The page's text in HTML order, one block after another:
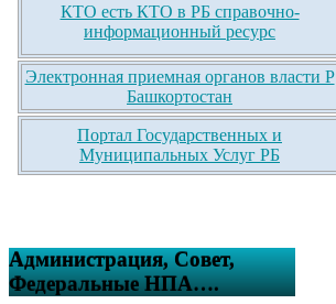
КТО есть КТО в РБ справочно-
информационный ресурс
Электронная приемная органов власти Р
Башкортостан
Портал Государственных и
Муниципальных Услуг РБ
Администрация, Совет,
Федеральные НПА….